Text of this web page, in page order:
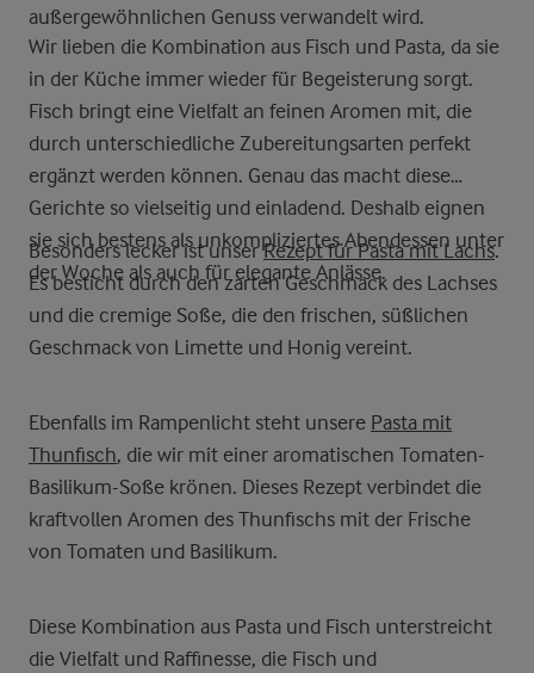
außergewöhnlichen Genuss verwandelt wird.
Wir lieben die Kombination aus Fisch und Pasta, da sie
in der Küche immer wieder für Begeisterung sorgt.
Fisch bringt eine Vielfalt an feinen Aromen mit, die
durch unterschiedliche Zubereitungsarten perfekt
ergänzt werden können. Genau das macht diese
Gerichte so vielseitig und einladend. Deshalb eignen
sie sich bestens als unkompliziertes Abendessen unter
der Woche als auch für elegante Anlässe.
Besonders lecker ist unserRezept für Pasta mit Lachs.
Es besticht durch den zarten Geschmack des Lachses
und die cremige Soße, die den frischen, süßlichen
Geschmack von Limette und Honig vereint.
Ebenfalls im Rampenlicht steht unsere Pasta mit
Thunfisch, die wir mit einer aromatischen Tomaten-
Basilikum-Soße krönen. Dieses Rezept verbindet die
kraftvollen Aromen des Thunfischs mit der Frische
von Tomaten und Basilikum.
Diese Kombination aus Pasta und Fisch unterstreicht
die Vielfalt und Raffinesse, die Fisch und